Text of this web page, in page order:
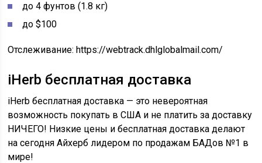
до 4 фунтов (1.8 кг)
до $100
Отслеживание: https://webtrack.dhlglobalmail.com/
iHerb бесплатная доставка
iHerb бесплатная доставка — это невероятная
возможность покупать в США и не платить за доставку
НИЧЕГО! Низкие цены и бесплатная доставка делают
на сегодня Айхерб лидером по продажам БАДов №1 в
мире!